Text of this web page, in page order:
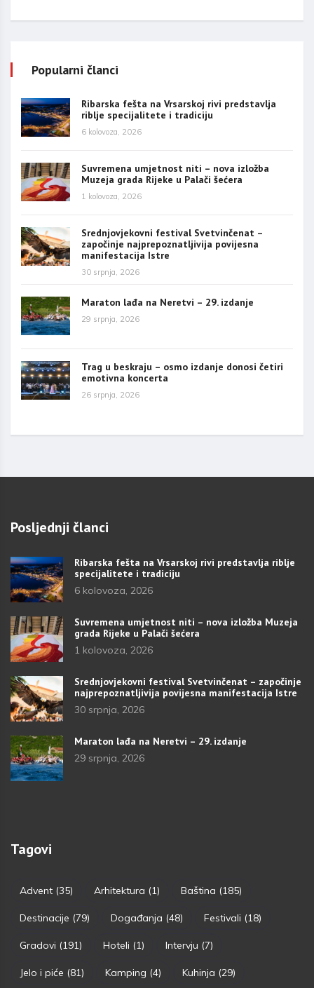
Popularni članci
Ribarska fešta na Vrsarskoj rivi predstavlja
riblje specijalitete i tradiciju
6 kolovoza, 2026
Suvremena umjetnost niti – nova izložba
Muzeja grada Rijeke u Palači šećera
1 kolovoza, 2026
Srednjovjekovni festival Svetvinčenat –
započinje najprepoznatljivija povijesna
manifestacija Istre
30 srpnja, 2026
Maraton lađa na Neretvi – 29. izdanje
29 srpnja, 2026
Trag u beskraju – osmo izdanje donosi četiri
emotivna koncerta
26 srpnja, 2026
Posljednji članci
Ribarska fešta na Vrsarskoj rivi predstavlja riblje
specijalitete i tradiciju
6 kolovoza, 2026
Suvremena umjetnost niti – nova izložba Muzeja
grada Rijeke u Palači šećera
1 kolovoza, 2026
Srednjovjekovni festival Svetvinčenat – započinje
najprepoznatljivija povijesna manifestacija Istre
30 srpnja, 2026
Maraton lađa na Neretvi – 29. izdanje
29 srpnja, 2026
Tagovi
Advent (35) Arhitektura (1) Baština (185)
Destinacije (79) Događanja (48) Festivali (18)
Gradovi (191) Hoteli (1) Intervju (7)
Jelo i piće (81) Kamping (4) Kuhinja (29)